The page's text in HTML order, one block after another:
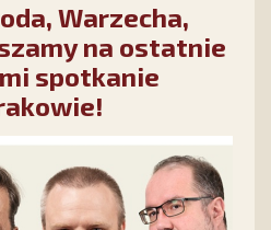
Warzecha,
na ostatnie
spotkanie